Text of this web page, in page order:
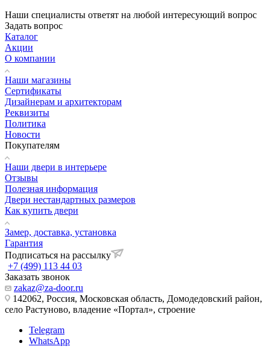
Наши специалисты ответят на любой интересующий вопрос
Задать вопрос
Каталог
Акции
О компании
Наши магазины
Сертификаты
Дизайнерам и архитекторам
Реквизиты
Политика
Новости
Покупателям
Наши двери в интерьере
Отзывы
Полезная информация
Двери нестандартных размеров
Как купить двери
Замер, доставка, установка
Гарантия
Подписаться на рассылку
+7 (499) 113 44 03
Заказать звонок
zakaz@za-door.ru
142062, Россия, Московская область, Домодедовский район,
село Растуново, владение «Портал», строение
Telegram
WhatsApp